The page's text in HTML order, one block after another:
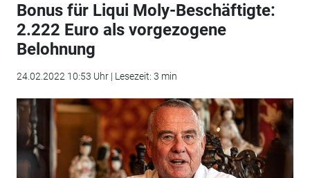
Bonus für Liqui Moly-Beschäftigte:
2.222 Euro als vorgezogene
Belohnung
24.02.2022 10:53 Uhr | Lesezeit: 3 min